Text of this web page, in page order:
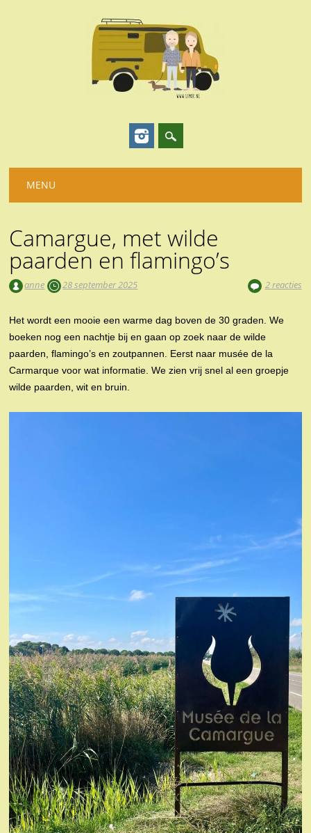
Hoofdmenu
naar
MENU
Camargue, met wilde
paarden en flamingo’s
anne 28 september 2025 2 reacties
Het wordt een mooie een warme dag boven de 30 graden. We
boeken nog een nachtje bij en gaan op zoek naar de wilde
paarden, flamingo’s en zoutpannen. Eerst naar musée de la
Carmarque voor wat informatie. We zien vrij snel al een groepje
wilde paarden, wit en bruin.